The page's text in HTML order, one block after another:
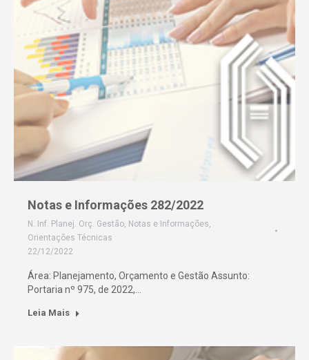
Notas e Informações 282/2022
N. Inf. Planej. Orç. Gestão, Notas e Informações,
Orientações Técnicas
22/12/2022
Área: Planejamento, Orçamento e Gestão Assunto:
Portaria nº 975, de 2022,…
Leia Mais